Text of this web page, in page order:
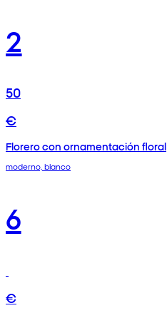
2
50
€
Florero con ornamentación floral
moderno, blanco
6
€